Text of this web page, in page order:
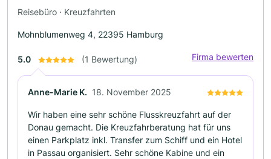
Reisebüro · Kreuzfahrten
Mohnblumenweg 4, 22395 Hamburg
5.0 (1 Bewertung) Firma bewerten
Anne-Marie K. 18. November 2025
Wir haben eine sehr schöne Flusskreuzfahrt auf der
Donau gemacht. Die Kreuzfahrberatung hat für uns
einen Parkplatz inkl. Transfer zum Schiff und ein Hotel
in Passau organisiert. Sehr schöne Kabine und ein